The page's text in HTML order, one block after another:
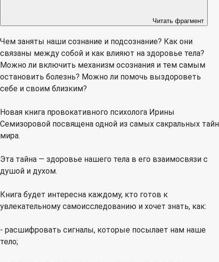
Читать фрагмент
Чем заняты наши сознание и подсознание? Как они
связаны между собой и как влияют на здоровье тела?
Можно ли включить механизм осознания и тем самым
остановить болезнь? Можно ли помочь выздороветь
себе и своим близким?
Новая книга провокативного психолога Ирины
Семизоровой посвящена одной из самых сакральных тайн
мира.
Эта тайна — здоровье нашего тела в его взаимосвязи с
душой и духом.
Книга будет интересна каждому, кто готов к
увлекательному самоисследованию и хочет знать, как:
- расшифровать сигналы, которые посылает нам наше
тело;